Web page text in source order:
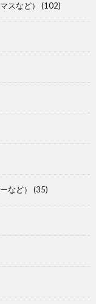
スなど） (102)
など） (35)